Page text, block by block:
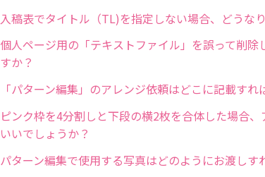
入稿表でタイトル（TL)を指定しない場合、どうな
個人ページ用の「テキストファイル」を誤って削
すか？
「パターン編集」のアレンジ依頼はどこに記載すれ
ピンク枠を4分割しと下段の横2枚を合体した場合
いいでしょうか？
パターン編集で使用する写真はどのようにお渡しす